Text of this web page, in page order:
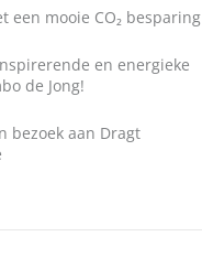
een mooie CO₂ besparing
en energieke
de Jong!
bezoek aan Dragt